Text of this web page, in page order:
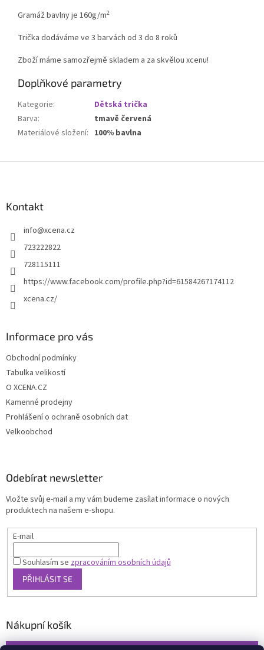
Gramáž bavlny je 160g/m2
Trička dodáváme ve 3 barvách od 3 do 8 roků
Zboží máme samozřejmě skladem a za skvělou xcenu!
Doplňkové parametry
Kategorie:
Dětská trička
Barva:
tmavě červená
Materiálové složení: 100% bavlna
Kontakt
info@xcena.cz
723222822
728115111
https://www.facebook.com/profile.php?id=61584267174112
xcena.cz/
Informace pro vás
Obchodní podmínky
Tabulka velikostí
O XCENA.CZ
Kamenné prodejny
Prohlášení o ochraně osobních dat
Velkoobchod
Odebírat newsletter
Vložte svůj e-mail a my vám budeme zasílat informace o nových
produktech na našem e-shopu.
E-mail
Souhlasím sezpracováním osobních údajů
PŘIHLÁSIT SE
Nákupní košík